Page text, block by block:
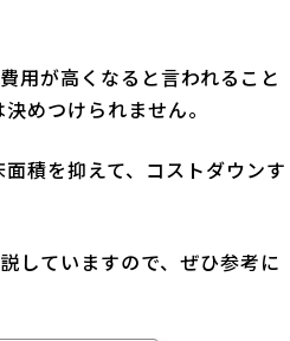
用が高くなると言われること
めつけられません。
積を抑えて、コストダウンす
していますので、ぜひ参考に